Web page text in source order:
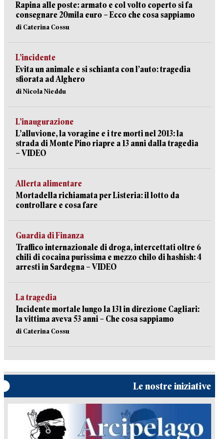
Rapina alle poste: armato e col volto coperto si fa
consegnare 20mila euro – Ecco che cosa sappiamo
di Caterina Cossu
L’incidente
Evita un animale e si schianta con l’auto: tragedia
sfiorata ad Alghero
di Nicola Nieddu
L’inaugurazione
L’alluvione, la voragine e i tre morti nel 2013: la
strada di Monte Pino riapre a 13 anni dalla tragedia
– VIDEO
Allerta alimentare
Mortadella richiamata per Listeria: il lotto da
controllare e cosa fare
Guardia di Finanza
Traffico internazionale di droga, intercettati oltre 6
chili di cocaina purissima e mezzo chilo di hashish: 4
arresti in Sardegna – VIDEO
La tragedia
Incidente mortale lungo la 131 in direzione Cagliari:
la vittima aveva 53 anni – Che cosa sappiamo
di Caterina Cossu
Le nostre iniziative